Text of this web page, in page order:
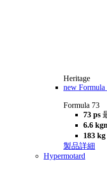
Heritage
new Formula
Formula 73
73 ps
6.6
183 kg
製品詳細
Hypermotard